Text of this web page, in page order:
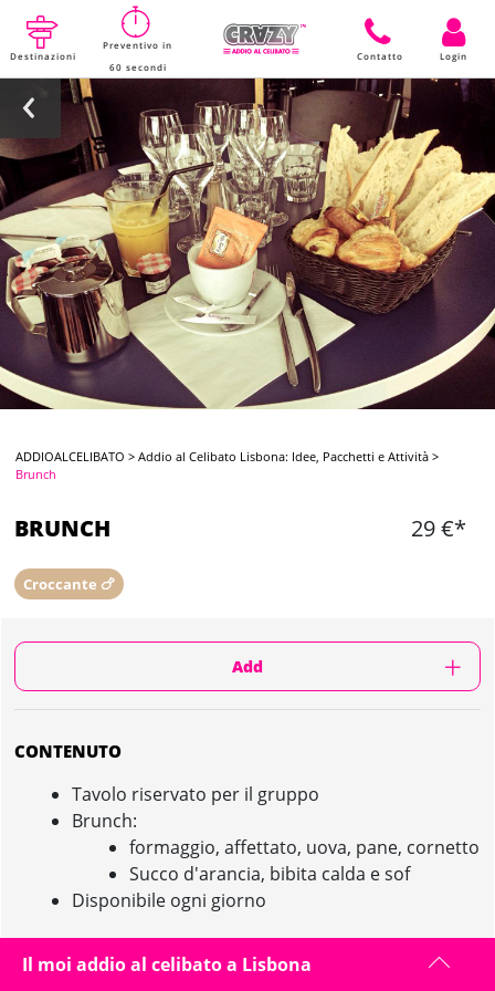
Destinazioni
Preventivo in
60 secondi
Contatto Login
ADDIOALCELIBATO >Addio al Celibato Lisbona: Idee, Pacchetti e Attività >
Brunch
BRUNCH 29 €*
Croccante 🍗
Add
CONTENUTO
Tavolo riservato per il gruppo
Brunch:
formaggio, affettato, uova, pane, cornetto
Succo d'arancia, bibita calda e sof
Disponibile ogni giorno
Il moi addio al celibato a Lisbona